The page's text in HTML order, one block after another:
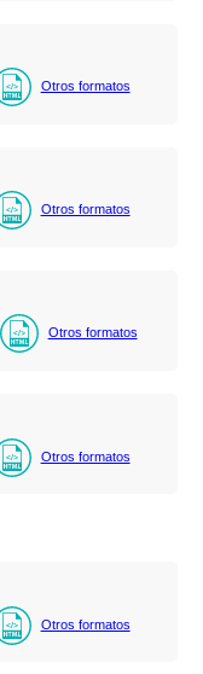
Otros formatos
Otros formatos
Otros formatos
Otros formatos
Otros formatos